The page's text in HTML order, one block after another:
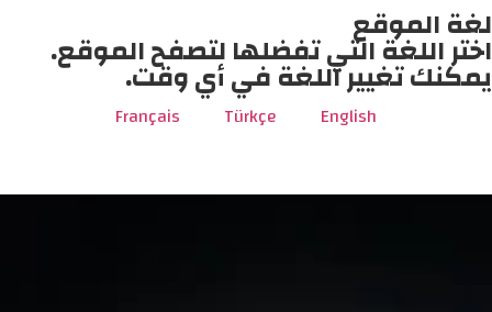
لغة الموقع
اختر اللغة التي تفضلها لتصفح الموقع.
يمكنك تغيير اللغة في أي وقت.
English
Türkçe
Français